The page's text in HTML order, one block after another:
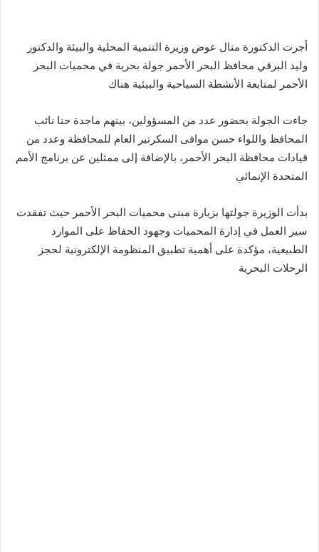
أجرت الدكتورة منال عوض وزيرة التنمية المحلية والبيئة والدكتور
وليد البرقي محافظ البحر الأحمر جولة بحرية في محميات البحر
الأحمر لمتابعة الأنشطة السياحية والبيئية هناك
جاءت الجولة بحضور عدد من المسؤولين، بينهم ماجدة حنا نائب
المحافظ واللواء حسن موافى السكرتير العام للمحافظة وعدد من
قيادات محافظة البحر الأحمر، بالإضافة إلى ممثلين عن برنامج الأمم
المتحدة الإنمائي
بدأت الوزيرة جولتها بزيارة مبنى محميات البحر الأحمر حيث تفقدت
سير العمل في إدارة المحميات وجهود الحفاظ على الموارد
الطبيعية، مؤكدة على أهمية تطبيق المنظومة الإلكترونية لحجز
الرحلات البحرية